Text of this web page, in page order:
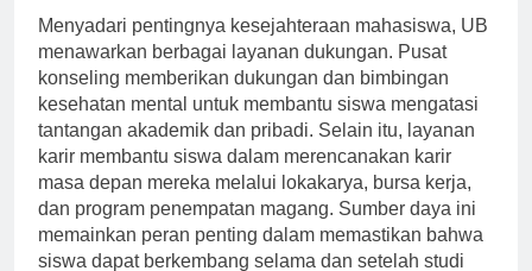
Menyadari pentingnya kesejahteraan mahasiswa, UB
menawarkan berbagai layanan dukungan. Pusat
konseling memberikan dukungan dan bimbingan
kesehatan mental untuk membantu siswa mengatasi
tantangan akademik dan pribadi. Selain itu, layanan
karir membantu siswa dalam merencanakan karir
masa depan mereka melalui lokakarya, bursa kerja,
dan program penempatan magang. Sumber daya ini
memainkan peran penting dalam memastikan bahwa
siswa dapat berkembang selama dan setelah studi